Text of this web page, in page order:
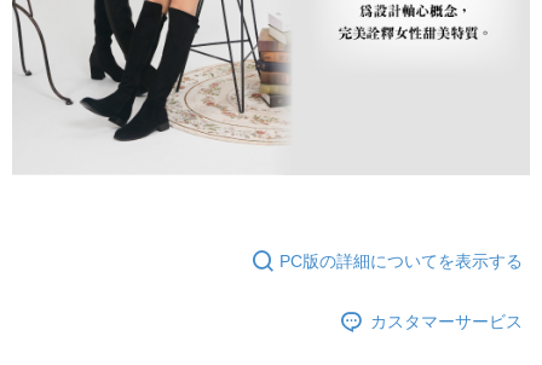
PC版の詳細についてを表示する
カスタマーサービス